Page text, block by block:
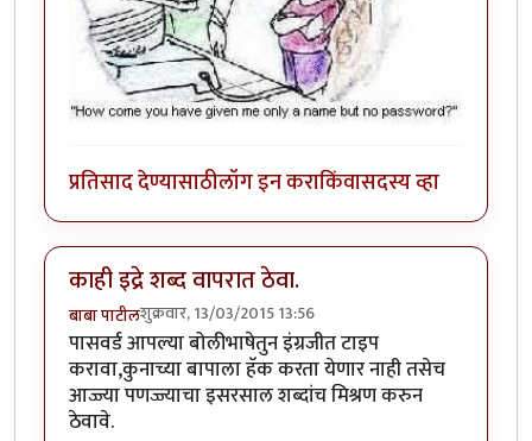
प्रतिसाद देण्यासाठीलॉग इन कराकिंवासदस्य व्हा
काही इद्रे शब्द वापरात ठेवा.
बाबा पाटीलशुक्रवार, 13/03/2015 13:56
पासवर्ड आपल्या बोलीभाषेतुन इंग्रजीत टाइप
करावा,कुनाच्या बापाला हॅक करता येणार नाही तसेच
आज्ज्या पणज्ज्याचा इसरसाल शब्दांच मिश्रण करुन
ठेवावे.